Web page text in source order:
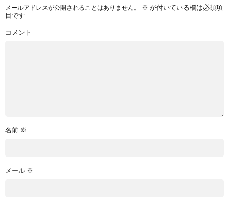
メールアドレスが公開されることはありません。 ※ が付いている欄は必須項
目です
コメント
名前 ※
メール ※